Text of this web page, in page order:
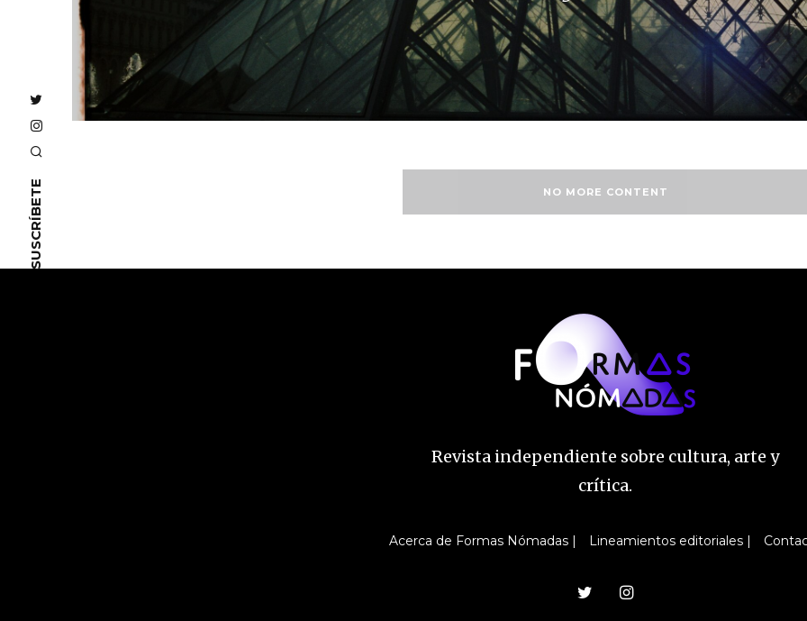
SUSCRÍBETE NO MORE CONTENT
Revista independiente sobre cultura, arte y
crítica.
Acerca de Formas Nómadas | Lineamientos editoriales |